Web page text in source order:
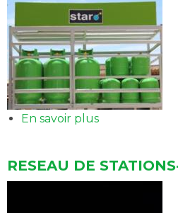
En savoir plus
RESEAU DE